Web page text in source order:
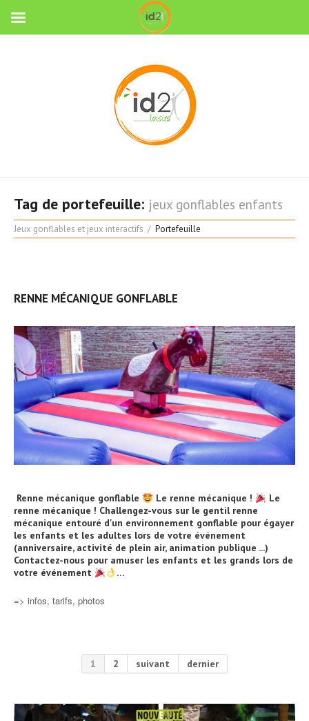
Tag de portefeuille: jeux gonflables enfants
Jeux gonflables et jeux interactifs Portefeuille
RENNE MÉCANIQUE GONFLABLE
Renne mécanique gonflable Le renne mécanique !
Le
renne mécanique ! Challengez-vous sur le gentil renne
mécanique entouré d'un environnement gonflable pour égayer
les enfants et les adultes lors de votre événement
(anniversaire, activité de plein air, animation publique ...)
Contactez-nous pour amuser les enfants et les grands lors de
votre événement
…
=> infos, tarifs, photos
1 2 suivant dernier